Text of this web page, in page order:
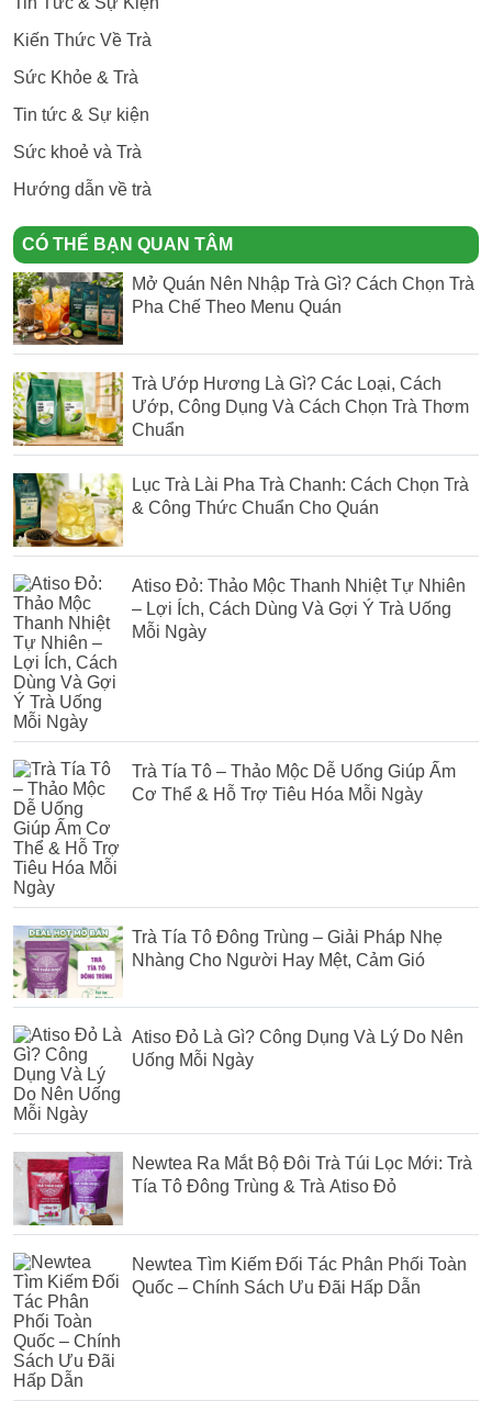
Kiến Thức Về Trà
Sức Khỏe & Trà
Tin tức & Sự kiện
Sức khoẻ và Trà
Hướng dẫn về trà
CÓ THỂ BẠN QUAN TÂM
Mở Quán Nên Nhập Trà Gì? Cách Chọn Trà
Pha Chế Theo Menu Quán
Trà Ướp Hương Là Gì? Các Loại, Cách
Ướp, Công Dụng Và Cách Chọn Trà Thơm
Chuẩn
Lục Trà Lài Pha Trà Chanh: Cách Chọn Trà
& Công Thức Chuẩn Cho Quán
Atiso Đỏ: Thảo Mộc Thanh Nhiệt Tự Nhiên
– Lợi Ích, Cách Dùng Và Gợi Ý Trà Uống
Mỗi Ngày
Trà Tía Tô – Thảo Mộc Dễ Uống Giúp Ấm
Cơ Thể & Hỗ Trợ Tiêu Hóa Mỗi Ngày
Trà Tía Tô Đông Trùng – Giải Pháp Nhẹ
Nhàng Cho Người Hay Mệt, Cảm Gió
Atiso Đỏ Là Gì? Công Dụng Và Lý Do Nên
Uống Mỗi Ngày
Newtea Ra Mắt Bộ Đôi Trà Túi Lọc Mới: Trà
Tía Tô Đông Trùng & Trà Atiso Đỏ
Newtea Tìm Kiếm Đối Tác Phân Phối Toàn
Quốc – Chính Sách Ưu Đãi Hấp Dẫn